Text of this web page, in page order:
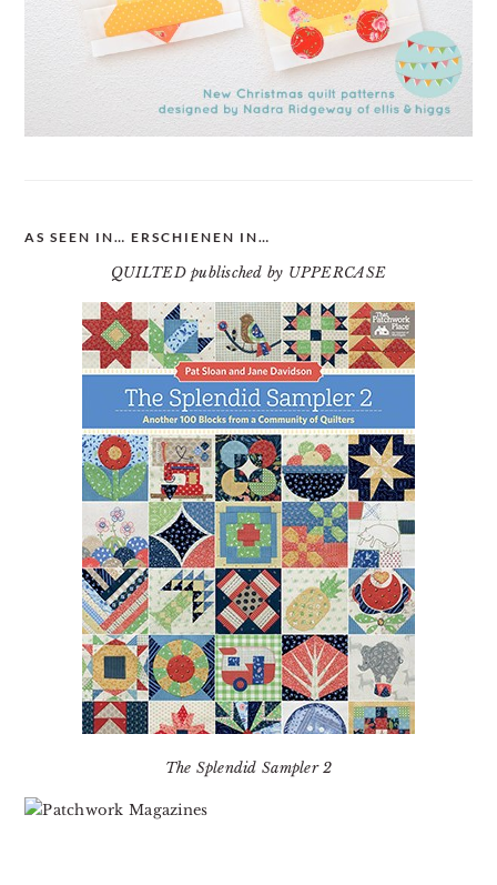
AS SEEN IN… ERSCHIENEN IN…
QUILTED publisched by UPPERCASE
The Splendid Sampler 2